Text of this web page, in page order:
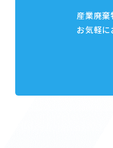
産業廃
お気軽に